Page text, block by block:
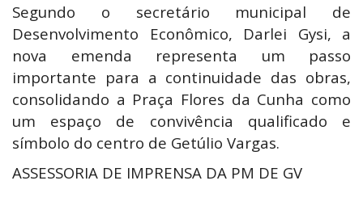
Segundo o secretário municipal de
Desenvolvimento Econômico, Darlei Gysi, a
nova emenda representa um passo
importante para a continuidade das obras,
consolidando a Praça Flores da Cunha como
um espaço de convivência qualificado e
símbolo do centro de Getúlio Vargas.
ASSESSORIA DE IMPRENSA DA PM DE GV